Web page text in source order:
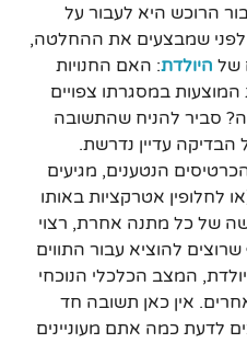
הרוכש היא לעבור על
שמבצעים את ההחלטה,
של היולדת: האם החנויות
במסגרתו צפויים
סביר להניח שהתשובה
עדיין נדרשת.
הנטענים, מגיעים
לחלופין אטרקציות באותו
של כל מתנה אחרת, רצוי
להוציא עבור התווים
המצב הכלכלי הנוכחי
אין כאן תשובה חד
לדעת כמה אתם מעוניינים